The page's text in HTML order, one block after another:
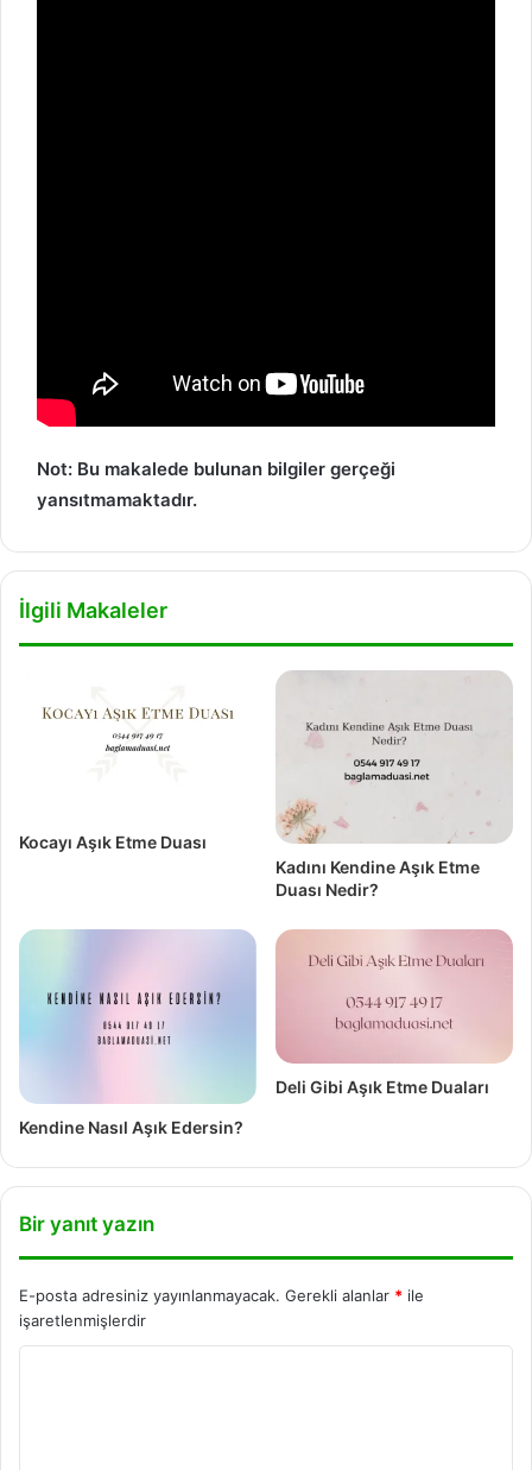
Not: Bu makalede bulunan bilgiler gerçeği
yansıtmamaktadır.
İlgili Makaleler
Kocayı Aşık Etme Duası
Kadını Kendine Aşık Etme
Duası Nedir?
Kendine Nasıl Aşık Edersin?
Deli Gibi Aşık Etme Duaları
Bir yanıt yazın
E-posta adresiniz yayınlanmayacak. Gerekli alanlar * ile
işaretlenmişlerdir